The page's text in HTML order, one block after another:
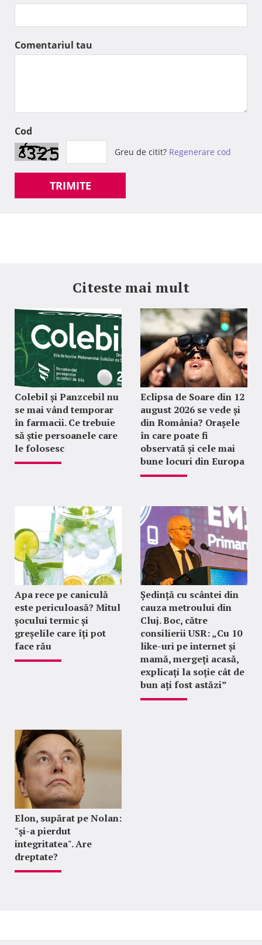
Comentariul tau
Cod
Greu de citit? Regenerare cod
TRIMITE
Citeste mai mult
Colebil și Panzcebil nu
se mai vând temporar
în farmacii. Ce trebuie
să știe persoanele care
le folosesc
Eclipsa de Soare din 12
august 2026 se vede și
din România? Orașele
în care poate fi
observată și cele mai
bune locuri din Europa
Apa rece pe caniculă
este periculoasă? Mitul
șocului termic și
greșelile care îți pot
face rău
Ședință cu scântei din
cauza metroului din
Cluj. Boc, către
consilierii USR: „Cu 10
like-uri pe internet și
mamă, mergeți acasă,
explicați la soție cât de
bun ați fost astăzi”
Elon, supărat pe Nolan:
"şi-a pierdut
integritatea". Are
dreptate?